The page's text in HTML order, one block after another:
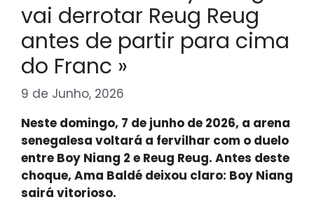
vai derrotar Reug Reug
antes de partir para cima
do Franc »
9 de Junho, 2026
Neste domingo, 7 de junho de 2026, a arena
senegalesa voltará a fervilhar com o duelo
entre Boy Niang 2 e Reug Reug. Antes deste
choque, Ama Baldé deixou claro: Boy Niang
sairá vitorioso.